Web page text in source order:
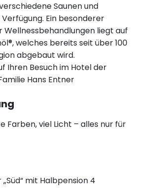
Saunen und
Ein besonderer
Wellnessbehandlungen liegt auf
welches bereits seit über 100
abgebaut wird.
Ihren Besuch im Hotel der
Hans Entner
Farben, viel Licht – alles nur für